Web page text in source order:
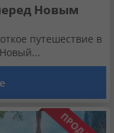
Новым
путешествие в